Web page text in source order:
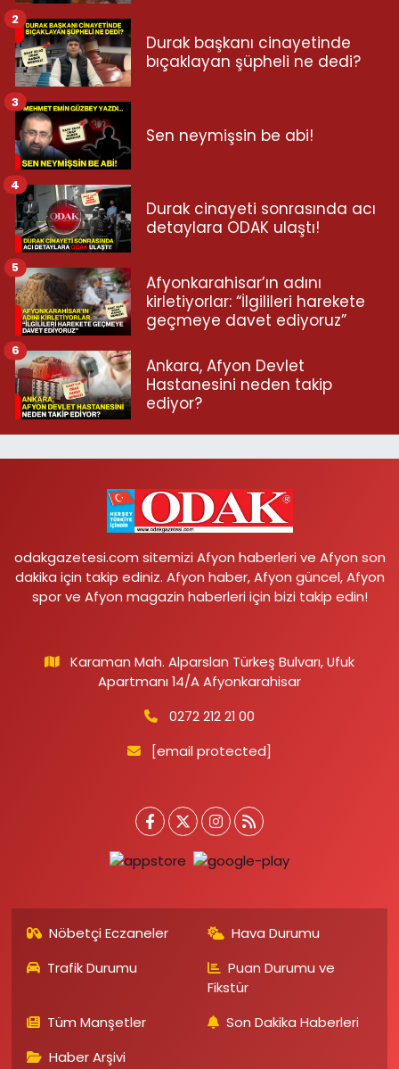
Durak başkanı cinayetinde
bıçaklayan şüpheli ne dedi?
2
Sen neymişsin be abi!
3
Durak cinayeti sonrasında acı
detaylara ODAK ulaştı!
4
Afyonkarahisar’ın adını
kirletiyorlar: “İlgilileri harekete
geçmeye davet ediyoruz”
5
Ankara, Afyon Devlet
Hastanesini neden takip
ediyor?
6
odakgazetesi.com sitemizi Afyon haberleri ve Afyon son
dakika için takip ediniz. Afyon haber, Afyon güncel, Afyon
spor ve Afyon magazin haberleri için bizi takip edin!
Karaman Mah. Alparslan Türkeş Bulvarı, Ufuk
Apartmanı 14/A Afyonkarahisar
0272 212 21 00
[email protected]
Nöbetçi Eczaneler
Hava Durumu
Trafik Durumu
Puan Durumu ve
Fikstür
Tüm Manşetler
Son Dakika Haberleri
Haber Arşivi